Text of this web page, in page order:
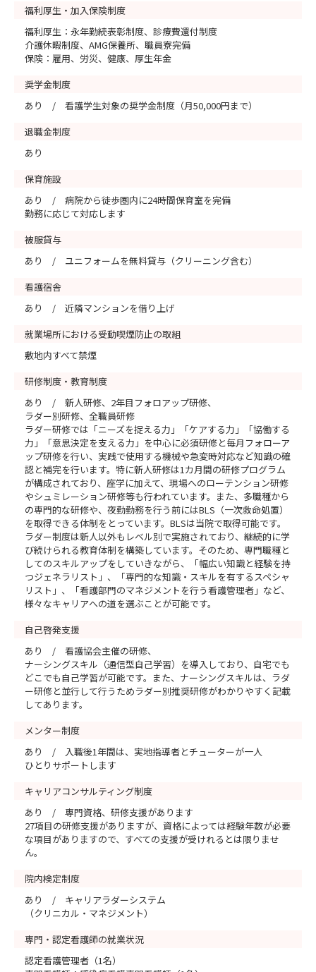
福利厚生・加入保険制度
福利厚生：永年勤続表彰制度、診療費還付制度
介護休暇制度、AMG保養所、職員寮完備
保険：雇用、労災、健康、厚生年金
奨学金制度
あり / 看護学生対象の奨学金制度（月50,000円まで）
退職金制度
あり
保育施設
あり / 病院から徒歩圏内に24時間保育室を完備
勤務に応じて対応します
被服貸与
あり / ユニフォームを無料貸与（クリーニング含む）
看護宿舎
あり / 近隣マンションを借り上げ
就業場所における受動喫煙防止の取組
敷地内すべて禁煙
研修制度・教育制度
あり / 新人研修、2年目フォロアップ研修、
ラダー別研修、全職員研修
ラダー研修では「ニーズを捉える力」「ケアする力」「協働する
力」「意思決定を支える力」を中心に必須研修と毎月フォローア
ップ研修を行い、実践で使用する機械や急変時対応など知識の確
認と補完を行います。特に新人研修は1カ月間の研修プログラム
が構成されており、座学に加えて、現場へのローテンション研修
やシュミレーション研修等も行われています。また、多職種から
の専門的な研修や、夜勤勤務を行う前にはBLS（一次救命処置）
を取得できる体制をとっています。BLSは当院で取得可能です。
ラダー制度は新人以外もレベル別で実施されており、継続的に学
び続けられる教育体制を構築しています。そのため、専門職種と
してのスキルアップをしていきながら、「幅広い知識と経験を持
つジェネラリスト」、「専門的な知識・スキルを有するスペシャ
リスト」、「看護部門のマネジメントを行う看護管理者」など、
様々なキャリアへの道を選ぶことが可能です。
自己啓発支援
あり / 看護協会主催の研修、
ナーシングスキル（通信型自己学習）を導入しており、自宅でも
どこでも自己学習が可能です。また、ナーシングスキルは、ラダ
ー研修と並行して行うためラダー別推奨研修がわかりやすく記載
してあります。
メンター制度
あり / 入職後1年間は、実地指導者とチューターが一人
ひとりサポートします
キャリアコンサルティング制度
あり / 専門資格、研修支援があります
27項目の研修支援がありますが、資格によっては経験年数が必要
な項目がありますので、すべての支援が受けれるとは限りませ
ん。
院内検定制度
あり / キャリアラダーシステム
（クリニカル・マネジメント）
専門・認定看護師の就業状況
認定看護管理者（1名）